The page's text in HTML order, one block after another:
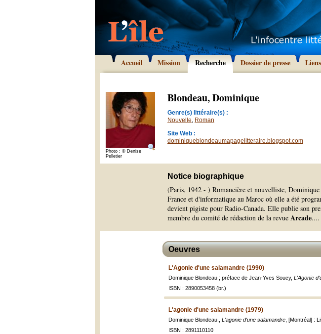
Accueil Mission Recherche Dossier de presse Liens
Photo : © Denise
Pelletier
Blondeau, Dominique
Genre(s) littéraire(s) :
Nouvelle, Roman
Site Web :
dominiqueblondeaumapagelitteraire.blogspot.com
Notice biographique
(Paris, 1942 - ) Romancière et nouvelliste,
France et d'informatique au Maroc où elle a été
devient pigiste pour Radio-Canada. Elle publie son
membre du comité de rédaction de la revue Arcade....
Oeuvres
L'Agonie d'une salamandre (1990)
Dominique Blondeau ; préface de Jean-Yves Soucy, L'Agonie
ISBN : 2890053458 (br.)
L'agonie d'une salamandre (1979)
Dominique Blondeau., L'agonie d'une salamandre , [Montréal] :
ISBN : 2891110110